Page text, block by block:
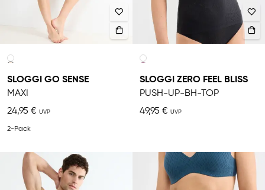
SLOGGI GO SENSE
MAXI
24,95 €
2-Pack
SLOGGI ZERO FEEL BLISS
PUSH-UP-BH-TOP
49,95 €